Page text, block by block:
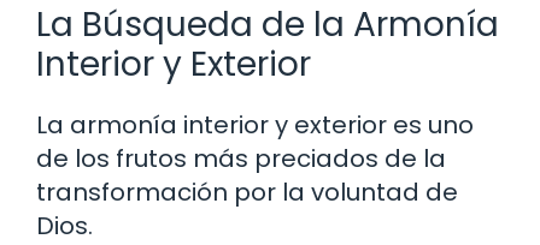
La Búsqueda de la Armonía
Interior y Exterior
La armonía interior y exterior es uno
de los frutos más preciados de la
transformación por la voluntad de
Dios.